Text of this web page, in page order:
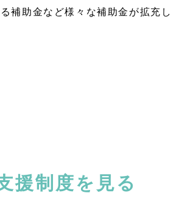
補助金など様々な補助金が拡充し
援制度を見る